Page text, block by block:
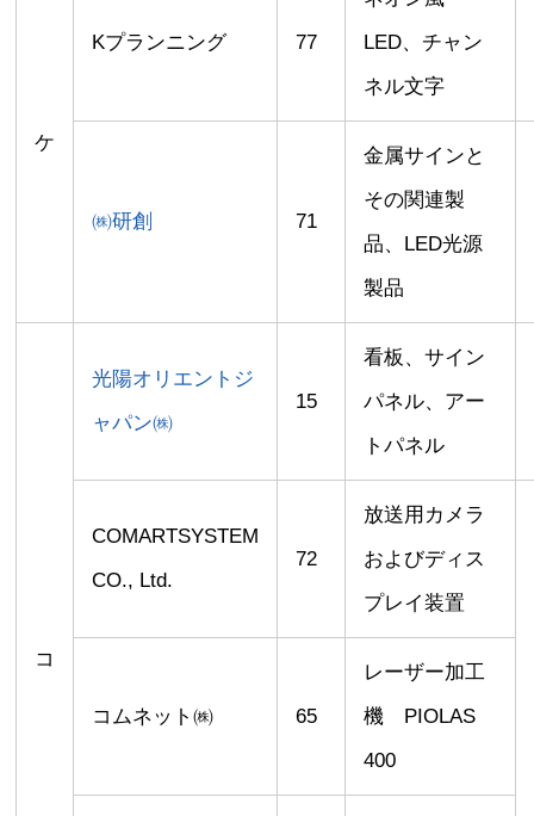
ケ
Kプランニング 77
LED、チャン
ネル文字
㈱研創 71
金属サインと
その関連製
品、LED光源
製品
コ
光陽オリエントジ
ャパン㈱
15
看板、サイン
パネル、アー
トパネル
COMARTSYSTEM
CO., Ltd.
72
放送用カメラ
およびディス
プレイ装置
コムネット㈱ 65
レーザー加工
機 PIOLAS
400